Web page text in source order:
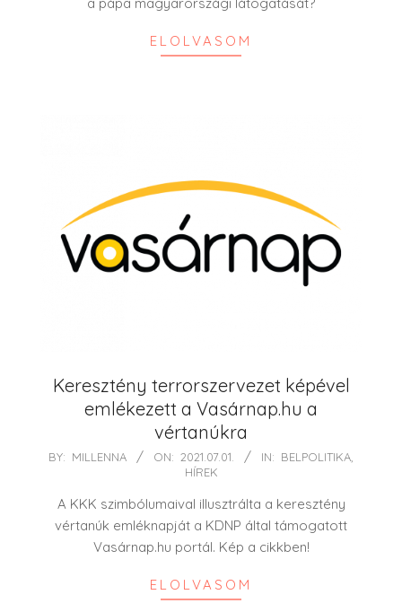
a pápa magyarországi látogatását?
ELOLVASOM
Keresztény terrorszervezet képével
emlékezett a Vasárnap.hu a
vértanúkra
2021-
BY: MILLENNA ON: 2021.07.01. IN: BELPOLITIKA,
HÍREK
A KKK szimbólumaival illusztrálta a keresztény
vértanúk emléknapját a KDNP által támogatott
Vasárnap.hu portál. Kép a cikkben!
ELOLVASOM